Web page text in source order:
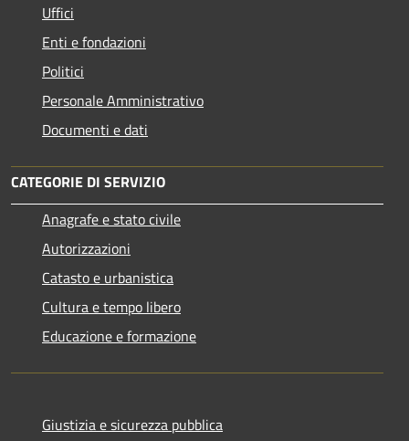
Uffici
Enti e fondazioni
Politici
Personale Amministrativo
Documenti e dati
CATEGORIE DI SERVIZIO
Anagrafe e stato civile
Autorizzazioni
Catasto e urbanistica
Cultura e tempo libero
Educazione e formazione
Giustizia e sicurezza pubblica